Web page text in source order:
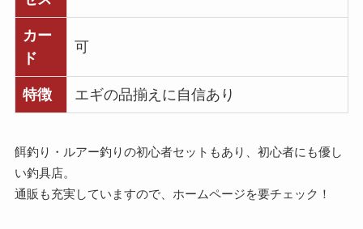
カー
ド
可
特徴 エギの品揃えに自信あり
餌釣り・ルアー釣りの初心者セットもあり、初心者にも優し
い釣具店。
通販も充実していますので、ホームページを要チェック！